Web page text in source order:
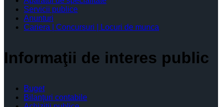
Servicii publice
Anunturi
Cariera | Concursuri | Locuri de munca
Informaţii de interes public
Buget
Bilanţuri contabile